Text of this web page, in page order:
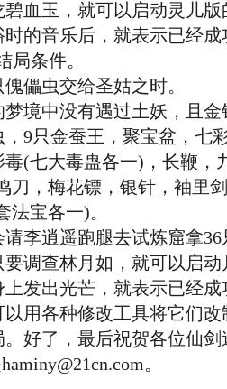
血玉，就可以启动灵儿
的音乐后，就表示已经成
条件。
儡虫交给圣姑之时。
中没有遇过土妖，且金
只金蚕王，聚宝盆，七
(七大毒蛊各一)，长鞭，
，梅花镖，银针，袖里
宝各一)。
逍遥跑腿去试炼窟拿36
调查林月如，就可以启
发出光芒，就表示已经成
各种修改工具将它们改
好了，最后祝贺各位仙
。